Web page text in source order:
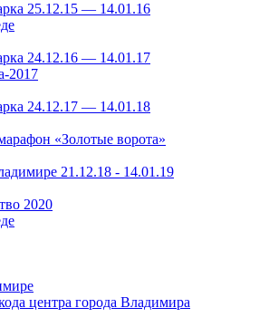
25.12.15 — 14.01.16
24.12.16 — 14.01.17
2017
24.12.17 — 14.01.18
«Золотые ворота»
21.12.18 - 14.01.19
2020
центра города Владимира